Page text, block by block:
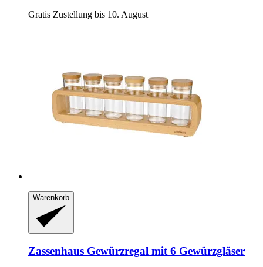
Gratis Zustellung bis 10. August
Warenkorb
Zassenhaus Gewürzregal mit 6 Gewürzgläser